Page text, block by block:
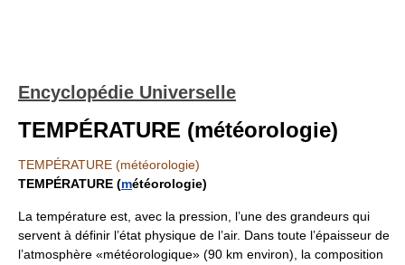
Encyclopédie Universelle
TEMPÉRATURE (météorologie)
TEMPÉRATURE (météorologie)
TEMPÉRATURE (météorologie)
La température est, avec la pression, l’une des grandeurs qui
servent à définir l’état physique de l’air. Dans toute l’épaisseur de
l’atmosphère «météorologique» (90 km environ), la composition